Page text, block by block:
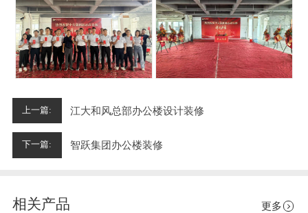
上一篇: 江大和风总部办公楼设计装修
下一篇: 智跃集团办公楼装修
相关产品 更多